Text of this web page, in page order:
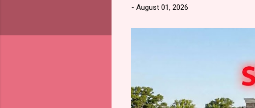
- August 01, 2026